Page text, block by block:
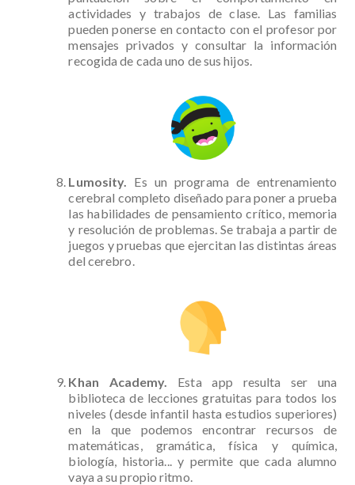
actividades y trabajos de clase. Las familias
pueden ponerse en contacto con el profesor por
mensajes privados y consultar la información
recogida de cada uno de sus hijos.
Lumosity. Es un programa de entrenamiento
cerebral completo diseñado para poner a prueba
las habilidades de pensamiento crítico, memoria
y resolución de problemas. Se trabaja a partir de
juegos y pruebas que ejercitan las distintas áreas
del cerebro.
Khan Academy.
Esta app resulta ser una
biblioteca de lecciones gratuitas para todos los
niveles (desde infantil hasta estudios superiores)
en la que podemos encontrar recursos de
matemáticas, gramática, física y química,
biología, historia... y permite que cada alumno
vaya a su propio ritmo.